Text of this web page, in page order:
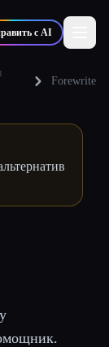
с AI
Forewrite